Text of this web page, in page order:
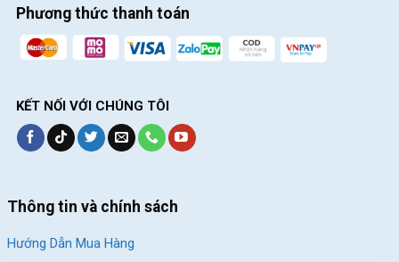
Phương thức thanh toán
KẾT NỐI VỚI CHÚNG TÔI
Thông tin và chính sách
Hướng Dẫn Mua Hàng